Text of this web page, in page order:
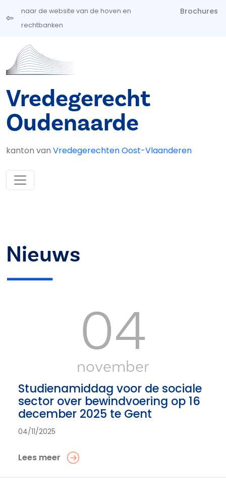
Overslaan en naar de inhoud gaan
naar de website van de hoven en
rechtbanken
Brochures
Vredegerecht
Oudenaarde
kanton van Vredegerechten Oost-Vlaanderen
Nieuws
04
november
Studienamiddag voor de sociale
sector over bewindvoering op 16
december 2025 te Gent
04/11/2025
Lees meer